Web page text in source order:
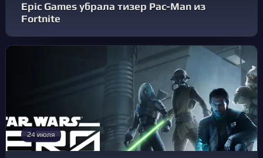
Epic Games убрала тизер Pac-Man из
Fortnite
24 июля